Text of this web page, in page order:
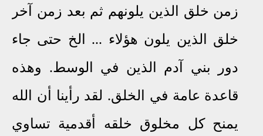
زمن خلق الذين يلونهم ثم بعد زمن آخر
خلق الذين يلون هؤلاء ... الخ حتى جاء
دور بني آدم الذين في الوسط. وهذه
قاعدة عامة في الخلق. لقد رأينا أن الله
يمنح كل مخلوق خلقه أقدمية تساوي